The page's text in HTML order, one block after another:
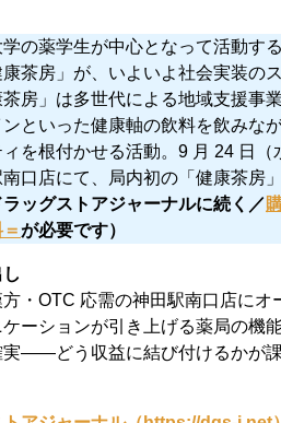
の薬学生が中心となって活動す
茶房」が、いよいよ社会実装の
房」は多世代による地域支援事
といった健康軸の飲料を飲みな
ィを根付かせる活動。9 月 24 日（
口店にて、局内初の「健康茶房
ラッグストアジャーナルに続く／
が必要です）
方・OTC 応需の神田駅南口店にオ
ケーションが引き上げる薬局の機
実――どう収益に結び付けるかが